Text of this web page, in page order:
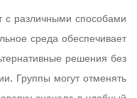
с различными способами
среда обеспечивает
решения без
Группы могут отменять